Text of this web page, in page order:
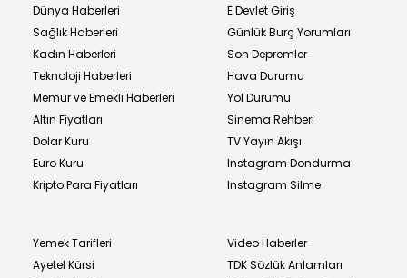
Dünya Haberleri
Sağlık Haberleri
Kadın Haberleri
Teknoloji Haberleri
Memur ve Emekli Haberleri
Altın Fiyatları
Dolar Kuru
Euro Kuru
Kripto Para Fiyatları
E Devlet Giriş
Günlük Burç Yorumları
Son Depremler
Hava Durumu
Yol Durumu
Sinema Rehberi
TV Yayın Akışı
Instagram Dondurma
Instagram Silme
Yemek Tarifleri
Ayetel Kürsi
Video Haberler
TDK Sözlük Anlamları